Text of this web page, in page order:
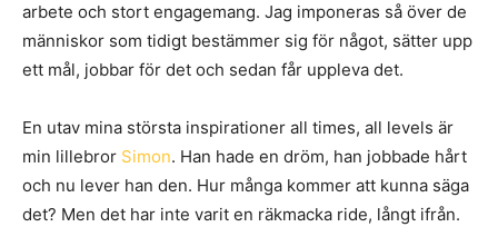
arbete och stort engagemang. Jag imponeras så över de
människor som tidigt bestämmer sig för något, sätter upp
ett mål, jobbar för det och sedan får uppleva det.
En utav mina största inspirationer all times, all levels är
min lillebror Simon. Han hade en dröm, han jobbade hårt
och nu lever han den. Hur många kommer att kunna säga
det? Men det har inte varit en räkmacka ride, långt ifrån.